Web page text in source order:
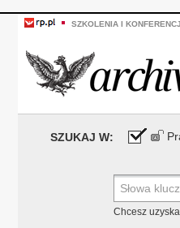
SZKOLENIA I
SZUKAJ W:
Chcesz